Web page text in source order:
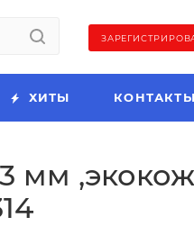
ХИТЫ КОНТАКТЫ
мм